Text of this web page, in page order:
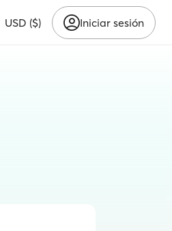
USD ($) Iniciar sesión